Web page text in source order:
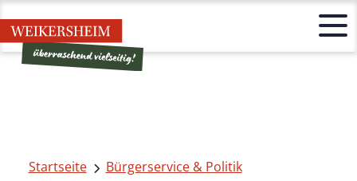
Startseite
Bürgerservice & Politik